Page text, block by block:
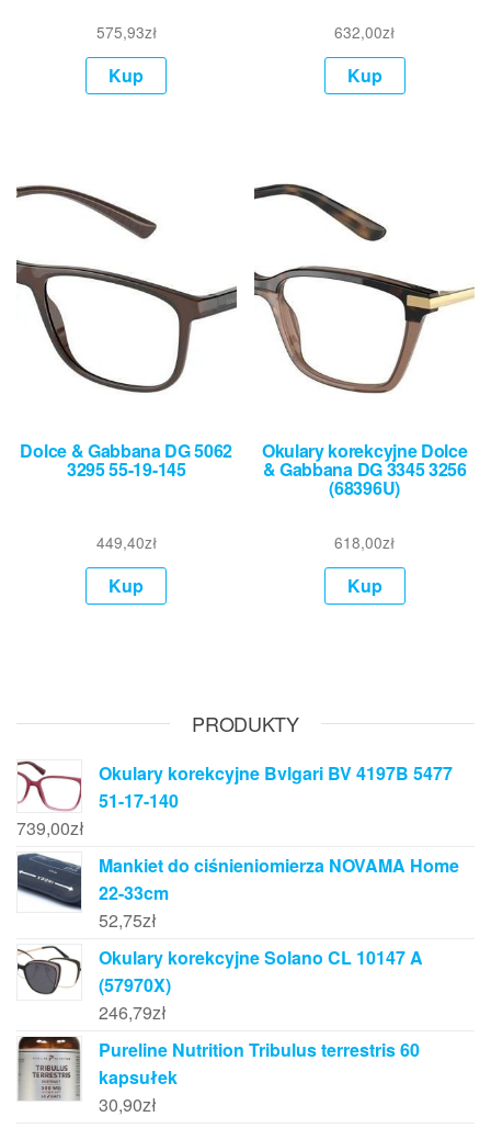
575,93zł
Kup
632,00zł
Kup
Dolce & Gabbana DG 5062
3295 55-19-145
449,40zł
Kup
Okulary korekcyjne Dolce
& Gabbana DG 3345 3256
(68396U)
618,00zł
Kup
PRODUKTY
Okulary korekcyjne Bvlgari BV 4197B 5477
51-17-140
739,00zł
Mankiet do ciśnieniomierza NOVAMA Home
22-33cm
52,75zł
Okulary korekcyjne Solano CL 10147 A
(57970X)
246,79zł
Pureline Nutrition Tribulus terrestris 60
kapsułek
30,90zł